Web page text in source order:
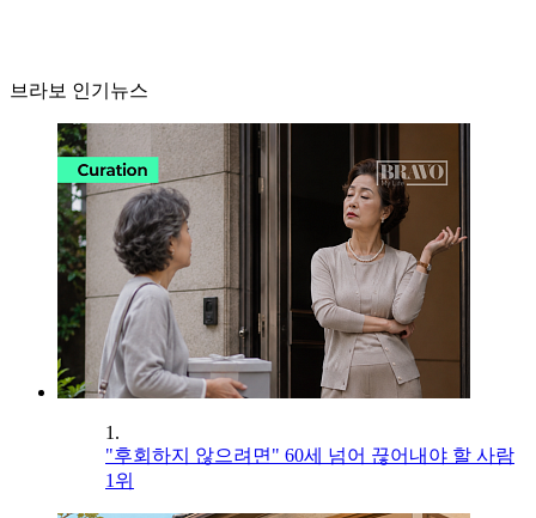
브라보 인기뉴스
1.
"후회하지 않으려면" 60세 넘어 끊어내야 할 사람
1위